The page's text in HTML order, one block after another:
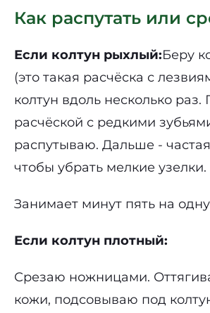
Как распутать или
Если колтун рыхлый:Беру
(это такая расчёска с
колтун вдоль несколько раз.
расчёской с редкими
распутываю. Дальше -
чтобы убрать мелкие узелки.
Занимает минут пять на
Если колтун плотный:
Срезаю ножницами.
кожи, подсовываю под